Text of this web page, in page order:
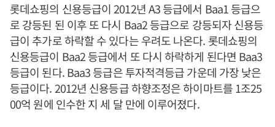
롯데쇼핑의 신용등급이 2012년 A3 등급에서 Baa1 등급으
로 강등된 된 이후 또 다시 Baa2 등급으로 강등되자 신용등
급이 추가로 하락할 수 있다는 우려도 나온다. 롯데쇼핑의
신용등급이 Baa2 등급에서 또 다시 하락하게 된다면 Baa3
등급이 된다. Baa3 등급은 투자적격등급 가운데 가장 낮은
등급이다. 2012년 신용등급 하향조정은 하이마트를 1조25
00억 원에 인수한 지 세 달 만에 이루어졌다.